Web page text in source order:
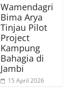
Wamendagri
Bima Arya
Tinjau Pilot
Project
Kampung
Bahagia di
Jambi
15 April 2026